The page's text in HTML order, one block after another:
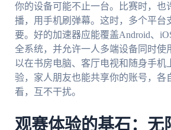
你的设备可能不止一台。比赛时，也
播，用手机刷弹幕。这时，多个平台
要。好的加速器应能覆盖Android、
全系统，并允许一人多端设备同时使
以在书房电脑、客厅电视和随身手机
验，家人朋友也能共享你的账号，各
看，互不干扰。
观赛体验的基石：无